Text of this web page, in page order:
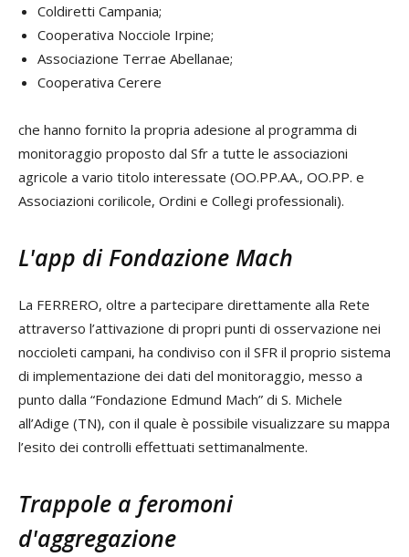
Coldiretti Campania;
Cooperativa Nocciole Irpine;
Associazione Terrae Abellanae;
Cooperativa Cerere
che hanno fornito la propria adesione al programma di
monitoraggio proposto dal Sfr a tutte le associazioni
agricole a vario titolo interessate (OO.PP.AA., OO.PP. e
Associazioni corilicole, Ordini e Collegi professionali).
L'app di Fondazione Mach
La FERRERO, oltre a partecipare direttamente alla Rete
attraverso l’attivazione di propri punti di osservazione nei
noccioleti campani, ha condiviso con il SFR il proprio sistema
di implementazione dei dati del monitoraggio, messo a
punto dalla “Fondazione Edmund Mach” di S. Michele
all’Adige (TN), con il quale è possibile visualizzare su mappa
l’esito dei controlli effettuati settimanalmente.
Trappole a feromoni
d'aggregazione